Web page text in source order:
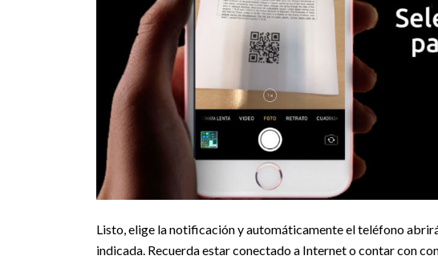
Listo, elige la notificación y automáticamente el teléfono
indicada. Recuerda estar conectado a Internet o contar con